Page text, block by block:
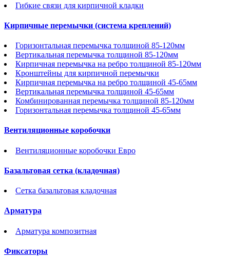
Гибкие связи для кирпичной кладки
Кирпичные перемычки (система креплений)
Горизонтальная перемычка толщиной 85-120мм
Вертикальная перемычка толщиной 85-120мм
Кирпичная перемычка на ребро толщиной 85-120мм
Кронштейны для кирпичной перемычки
Кирпичная перемычка на ребро толщиной 45-65мм
Вертикальная перемычка толщиной 45-65мм
Комбинированная перемычка толщиной 85-120мм
Горизонтальная перемычка толщиной 45-65мм
Вентиляционные коробочки
Вентиляционные коробочки Евро
Базальтовая сетка (кладочная)
Сетка базальтовая кладочная
Арматура
Арматура композитная
Фиксаторы